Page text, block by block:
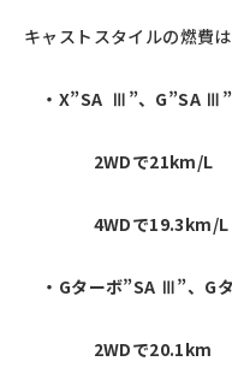
キャストスタイルの燃費
・X”SA Ⅲ”、G”SA
2WDで21km/L
4WDで19.3km/L
・Gターボ”SA Ⅲ”、G
2WDで20.1km